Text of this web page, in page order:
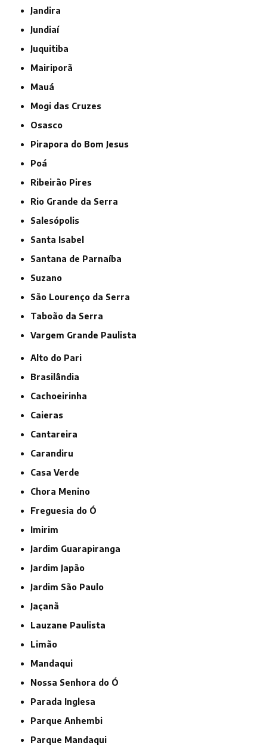
Jandira
Jundiaí
Juquitiba
Mairiporã
Mauá
Mogi das Cruzes
Osasco
Pirapora do Bom Jesus
Poá
Ribeirão Pires
Rio Grande da Serra
Salesópolis
Santa Isabel
Santana de Parnaíba
Suzano
São Lourenço da Serra
Taboão da Serra
Vargem Grande Paulista
Alto do Pari
Brasilândia
Cachoeirinha
Caieras
Cantareira
Carandiru
Casa Verde
Chora Menino
Freguesia do Ó
Imirim
Jardim Guarapiranga
Jardim Japão
Jardim São Paulo
Jaçanã
Lauzane Paulista
Limão
Mandaqui
Nossa Senhora do Ó
Parada Inglesa
Parque Anhembi
Parque Mandaqui